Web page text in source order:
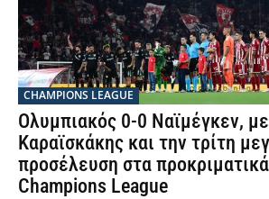
CHAMPIONS LEAGUE
Ολυμπιακός 0-0 Ναϊμέγκεν,
Καραϊσκάκης και την τρίτη
προσέλευση στα
Champions League